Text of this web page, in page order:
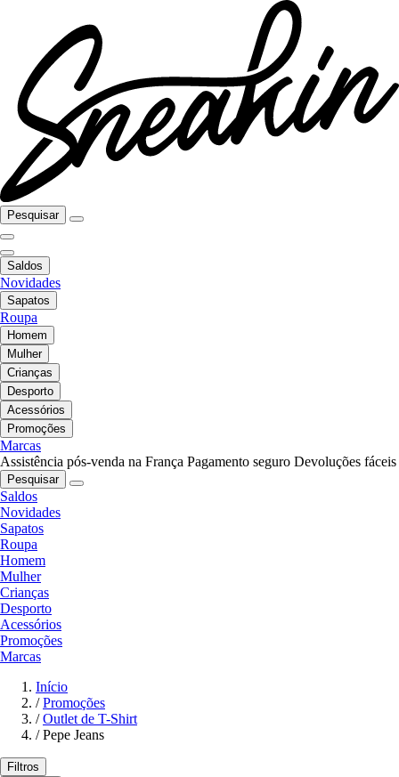
Pesquisar
Saldos
Novidades
Sapatos
Roupa
Homem
Mulher
Crianças
Desporto
Acessórios
Promoções
Marcas
Assistência pós-venda na França Pagamento seguro Devoluções fáceis
Pesquisar
Saldos
Novidades
Sapatos
Roupa
Homem
Mulher
Crianças
Desporto
Acessórios
Promoções
Marcas
Início
/ Promoções
/ Outlet de T-Shirt
/ Pepe Jeans
Filtros